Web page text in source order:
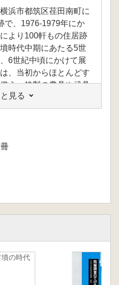
浜市都筑区荏田南町に
で、1976-1979年にか
より100軒もの住居跡
時代中期にあたる5世
6世紀中頃にかけて展
、当初からほとんどす
え、鉄製の農具や武具
し、高級陶器である初
持勾玉・石製模造品な
リの道具を用いていま
ていたカマドや須恵器
人を介して西日本に伝
活文化・技術で同時期
倭国王や有力首長たち
、このような注目すべ
ムラの暮らしの実相に
見る
墳の時代